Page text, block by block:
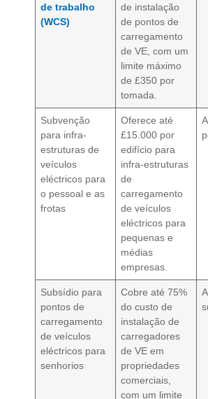
de trabalho
(WCS)
de instalação
de pontos de
carregamento
de VE, com um
limite máximo
de £350 por
tomada.
Subvenção
para infra-
estruturas de
veículos
eléctricos para
o pessoal e as
frotas
Oferece até
£15.000 por
edifício para
infra-estruturas
de
carregamento
de veículos
eléctricos para
pequenas e
médias
empresas.
Subsídio para
pontos de
carregamento
de veículos
eléctricos para
senhorios
Cobre até 75%
do custo de
instalação de
carregadores
de VE em
propriedades
comerciais,
com um limite